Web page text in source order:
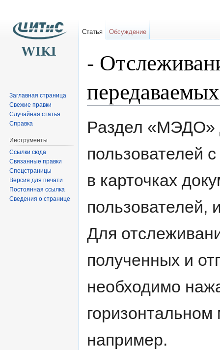
-
Раздел «МЭДО»
пользователей
в карточках
пользователей,
Для
полученных и
необходимо
например.
Статья Обсуждение
Заглавная страница
Свежие правки
Случайная статья
Справка
Инструменты
Ссылки сюда
Связанные правки
Спецстраницы
Версия для печати
Постоянная ссылка
Сведения о странице